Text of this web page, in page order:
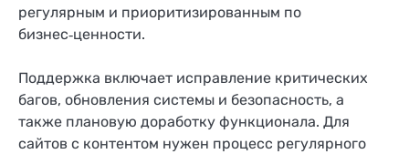
регулярным и приоритизированным по
бизнес‑ценности.
Поддержка включает исправление критических
багов, обновления системы и безопасность, а
также плановую доработку функционала. Для
сайтов с контентом нужен процесс регулярного